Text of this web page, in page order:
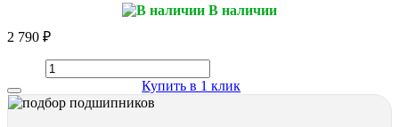
В наличии
2 790 ₽
Купить в 1 клик